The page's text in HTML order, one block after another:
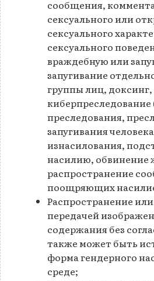
сообщения,
сексуального или
сексуального
сексуального
враждебную или
запугивание
группы лиц, доксинг,
киберпреследование
преследования,
запугивания
изнасилования,
насилию, обвинение
распространение
поощряющих
Распространение
передачей
содержания без
также может быть
форма гендерного
среде;